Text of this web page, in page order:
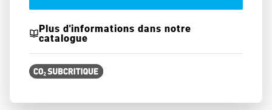
Plus d'informations dans notre
catalogue